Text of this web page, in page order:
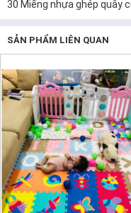
30 Miếng nhựa ghép quây
SẢN PHẨM LIÊN QUAN